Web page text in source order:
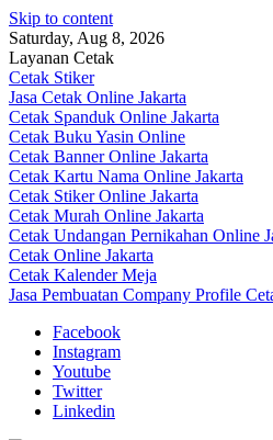
Skip to content
Saturday, Aug 8, 2026
Layanan Cetak
Cetak Stiker
Jasa Cetak Online Jakarta
Cetak Spanduk Online Jakarta
Cetak Buku Yasin Online
Cetak Banner Online Jakarta
Cetak Kartu Nama Online Jakarta
Cetak Stiker Online Jakarta
Cetak Murah Online Jakarta
Cetak Undangan Pernikahan Online
Cetak Online Jakarta
Cetak Kalender Meja
Jasa Pembuatan Company Profile
Facebook
Instagram
Youtube
Twitter
Linkedin